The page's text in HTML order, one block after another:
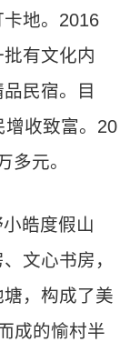
地。2016
有文化内
民宿。目
增收致富。20
多元。
皓度假山
文心书房，
，构成了美
成的愉村半